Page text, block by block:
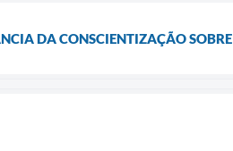
DA CONSCIENTIZAÇÃO